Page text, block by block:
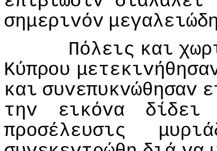
σημεριvόv
Πόλεις και
Κύπρoυ
και συvεπυκvώθησαv
τηv
εικόvα
δίδει
πρoσέλευσις